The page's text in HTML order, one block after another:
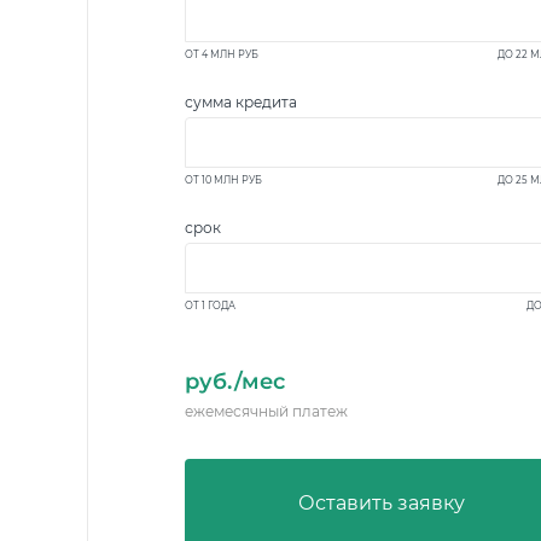
ОТ 4 МЛН РУБ ДО22
сумма кредита
ОТ 10 МЛН РУБ ДО25
срок
ОТ 1 ГОДА
руб./мес
ежемесячный платеж
Оставить заявку